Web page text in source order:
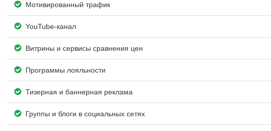
Мотивированный трафик
YouTube-канал
Витрины и сервисы сравнения цен
Программы лояльности
Тизерная и баннерная реклама
Группы и блоги в социальных сетях